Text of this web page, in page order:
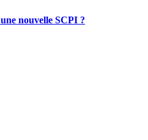
nouvelle SCPI ?